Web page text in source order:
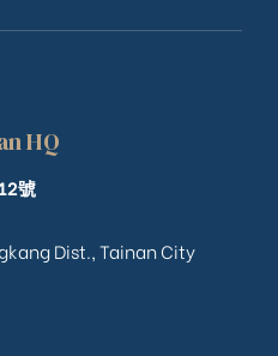
HQ
號
Dist., Tainan City